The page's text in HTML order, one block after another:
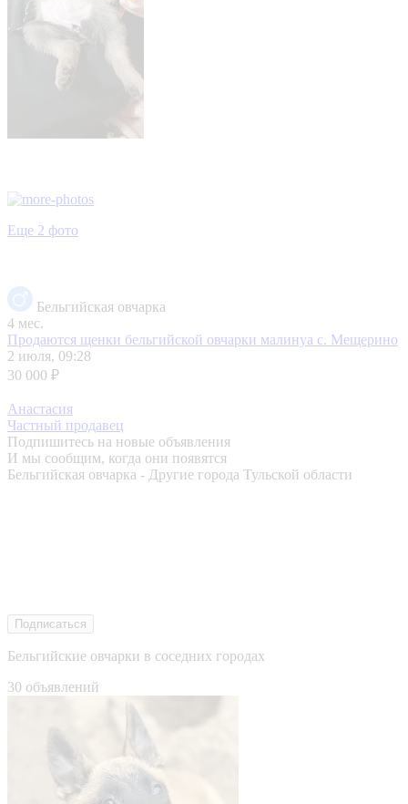
Еще 2 фото
Бельгийская овчарка
4 мес.
Продаются щенки бельгийской овчарки малинуа с. Мещерино
2 июля, 09:28
30 000 ₽
Анастасия
Частный продавец
Подпишитесь на новые объявления
И мы сообщим, когда они появятся
Бельгийская овчарка - Другие города Тульской области
Подписаться
Бельгийские овчарки в соседних городах
30 объявлений